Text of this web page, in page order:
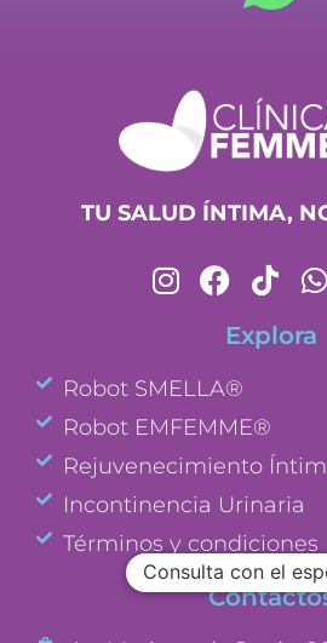
TU SALUD ÍNTIMA,
Explora
Robot SMELLA®
Robot EMFEMME®
Rejuvenecimiento
Incontinencia Urinaria
Términos y condiciones
Consulta con el